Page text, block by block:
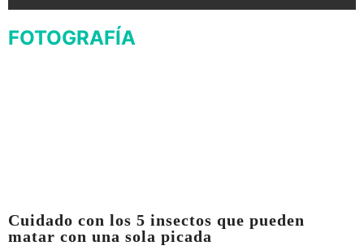
FOTOGRAFÍA
Cuidado con los 5 insectos que pueden
matar con una sola picada